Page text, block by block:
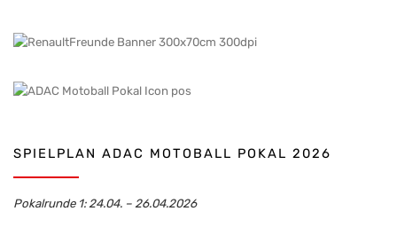
SPIELPLAN ADAC MOTOBALL POKAL 2026
Pokalrunde 1: 24.04. – 26.04.2026